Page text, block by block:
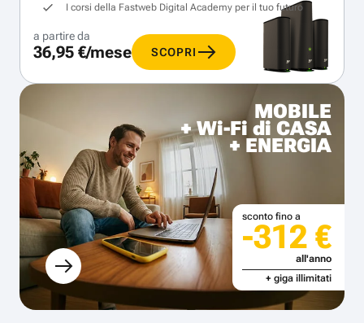
I corsi della Fastweb Digital Academy per il tuo futuro
a partire da
36,95 €/mese SCOPRI
MOBILE
+ Wi-Fi di CASA
+ ENERGIA
sconto fino a
-312 €
all'anno
+ giga illimitati